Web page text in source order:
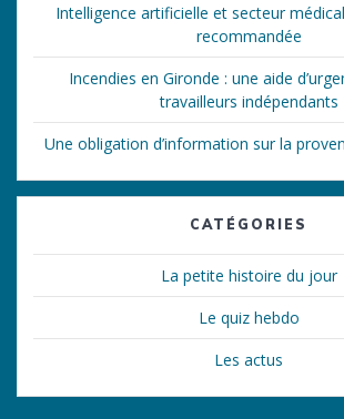
Intelligence artificielle et secteur
recommandée
Incendies en Gironde : une aide
travailleurs indépendants
Une obligation d’information sur la
CATÉGORIES
La petite histoire du jour
Le quiz hebdo
Les actus